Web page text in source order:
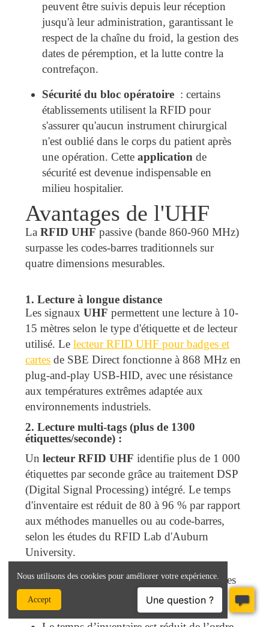
peuvent être suivis depuis leur réception
jusqu'à leur administration, garantissant le
respect de la chaîne du froid, la gestion des
dates de péremption, et la lutte contre la
contrefaçon.
Sécurité du bloc opératoire : certains
établissements utilisent la RFID pour
s'assurer qu'aucun instrument chirurgical
n'est oublié dans le corps du patient après
une opération. Cette application de
sécurité est devenue indispensable en
milieu hospitalier.
Avantages de l'UHF
La RFID UHF passive (bande 860-960 MHz)
surpasse les codes-barres traditionnels sur
quatre dimensions mesurables.
1. Lecture à longue distance
Les signaux UHF permettent une lecture à 10-
15 mètres selon le type d'étiquette et de lecteur
utilisé. Le lecteur RFID UHF pour badges et
cartes de SBE Direct fonctionne à 868 MHz en
plug-and-play USB-HID, avec une résistance
aux températures extrêmes adaptée aux
environnements industriels.
2. Lecture multi-tags (plus de 1300
étiquettes/seconde) :
Un lecteur RFID UHF identifie plus de 1 000
étiquettes par seconde grâce au traitement DSP
(Digital Signal Processing) intégré. Le temps
d'inventaire est réduit de 80 à 96 % par rapport
aux méthodes manuelles ou au code-barres,
selon les études du RFID Lab d'Auburn
University.
Il permet de scanner un lot entier d’articles
en une seule passe, sans les sortir des
palettes.
Nous utilisons des cookies pour améliorer votre expérience.
Accept